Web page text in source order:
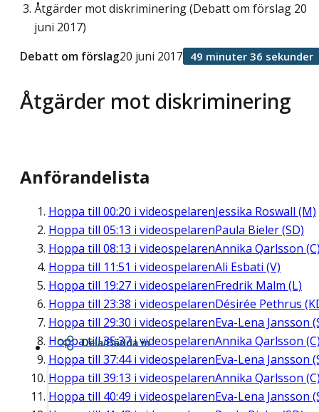
Åtgärder mot diskriminering (Debatt om förslag 20
juni 2017)
Åtgärder mot diskriminering
Debatt om förslag20 juni 2017 49 minuter 36 sekunder
Anförandelista
Hoppa till 00:20 i videospelarenJessika Roswall (M)
Hoppa till 05:13 i videospelarenPaula Bieler (SD)
Hoppa till 08:13 i videospelarenAnnika Qarlsson
Hoppa till 11:51 i videospelarenAli Esbati (V)
Hoppa till 19:27 i videospelarenFredrik Malm (L)
Hoppa till 23:38 i videospelarenDésirée Pethrus
Hoppa till 29:30 i videospelarenEva-Lena Jansson
Hoppa till35:37i videospelarenAnnika Qarlsson
Hoppa till 37:44i videospelarenEva-Lena Jansson
Hoppa till 39:13 i videospelarenAnnika Qarlsson
Hoppa till 40:49 i videospelarenEva-Lena Jansson
Dela/Bädda in